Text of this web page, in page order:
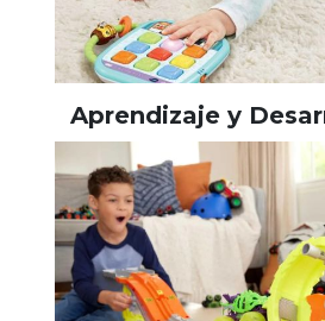
Aprendizaje y